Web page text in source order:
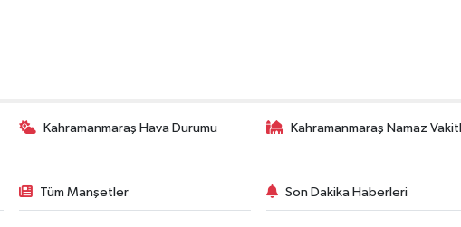
Kahramanmaraş Hava Durumu Kahramanmaraş Namaz
Tüm Manşetler Son Dakika Haberleri